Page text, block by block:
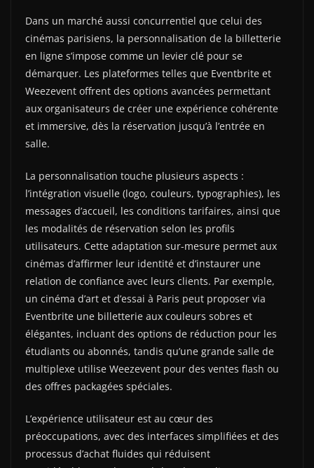
Dans un marché aussi concurrentiel que celui des
cinémas parisiens, la personnalisation de la billetterie
en ligne s’impose comme un levier clé pour se
démarquer. Les plateformes telles que Eventbrite et
Weezevent offrent des options avancées permettant
aux organisateurs de créer une expérience cohérente
et immersive, dès la réservation jusqu’à l’entrée en
salle.
La personnalisation touche plusieurs aspects :
l’intégration visuelle (logo, couleurs, typographies), les
messages d’accueil, les conditions tarifaires, ainsi que
les modalités de réservation selon les profils
utilisateurs. Cette adaptation sur-mesure permet aux
cinémas d’affirmer leur identité et d’instaurer une
relation de confiance avec leurs clients. Par exemple,
un cinéma d’art et d’essai à Paris peut proposer via
Eventbrite une billetterie aux couleurs sobres et
élégantes, incluant des options de réduction pour les
étudiants ou abonnés, tandis qu’une grande salle de
multiplexe utilise Weezevent pour des ventes flash ou
des offres packagées spéciales.
L’expérience utilisateur est au cœur des
préoccupations, avec des interfaces simplifiées et des
processus d’achat fluides qui réduisent